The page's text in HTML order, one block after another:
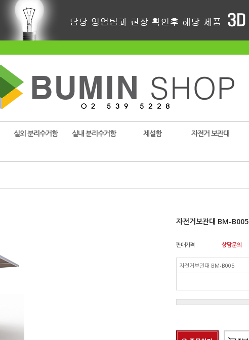
실외 분리수거함 실내 분리수거함 제설함 자전거 보관대
자전거보관대 BM-B005
판매가격 상담문의
자전거보관대 BM-B005